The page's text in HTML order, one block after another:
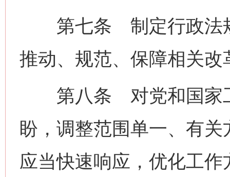
第七条 制定行政法规
推动、规范、保障相关改
第八条 对党和国家工
盼，调整范围单一、有
应当快速响应，优化工